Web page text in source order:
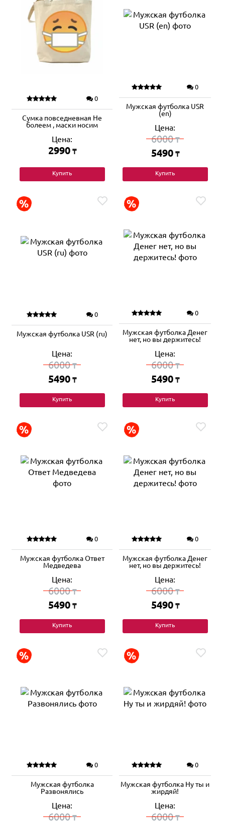
0
Сумка повседневная Не
болеем , маски носим
Цена:
2990 ₸
Купить
0
Мужская футболка USR
(en)
Цена:
6000₸
5490 ₸
Купить
0
Мужская футболка USR (ru)
Цена:
6000₸
5490 ₸
Купить
0
Мужская футболка Денег
нет, но вы держитесь!
Цена:
6000₸
5490 ₸
Купить
0
Мужская футболка Ответ
Медведева
Цена:
6000₸
5490 ₸
Купить
0
Мужская футболка Денег
нет, но вы держитесь!
Цена:
6000₸
5490 ₸
Купить
0
Мужская футболка
Развонялись
Цена:
6000₸
0
Мужская футболка Ну ты и
жирдяй!
Цена:
6000₸